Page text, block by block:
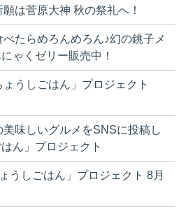
は菅原大神 秋の祭礼へ！
べたらめろんめろん♪幻の銚子メ
ゃくゼリー販売中！
ょうしごはん」プロジェクト
美味しいグルメをSNSに投稿し
ん」プロジェクト
うしごはん」プロジェクト 8月